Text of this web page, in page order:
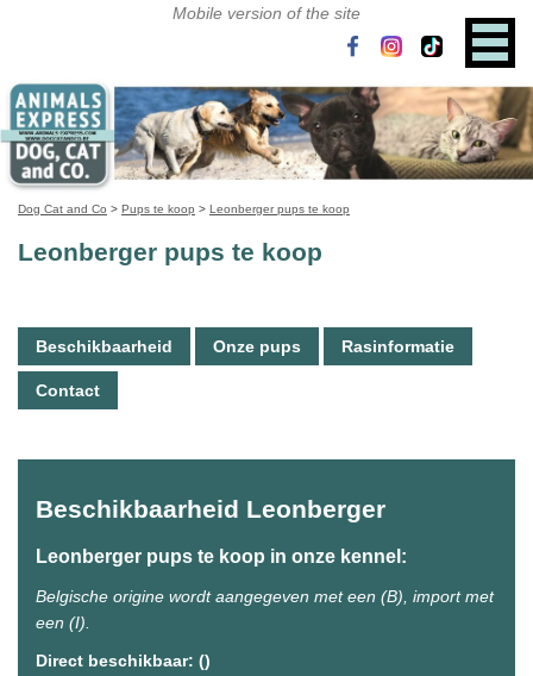
Dog Cat and Co > Pups te koop > Leonberger pups te koop
Leonberger pups te koop
Beschikbaarheid Onze pups Rasinformatie
Contact
Beschikbaarheid Leonberger
Leonberger pups te koop in onze kennel:
Belgische origine wordt aangegeven met een (B), import met
een (I).
Direct beschikbaar: ()